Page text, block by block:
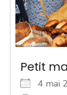
Petit
4 mai